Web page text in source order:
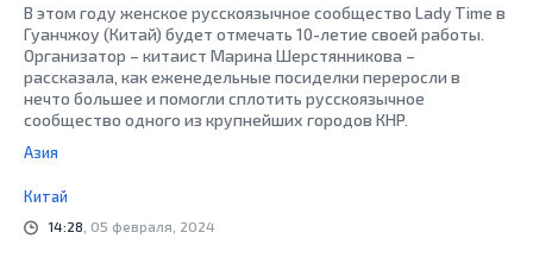
В этом году женское русскоязычное сообщество Lady Time в
Гуанчжоу (Китай) будет отмечать 10-летие своей работы.
Организатор – китаист Марина Шерстянникова –
рассказала, как еженедельные посиделки переросли в
нечто большее и помогли сплотить русскоязычное
сообщество одного из крупнейших городов КНР.
Азия
Китай
14:28 , 05 февраля, 2024